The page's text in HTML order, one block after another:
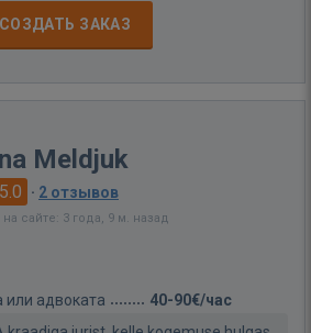
СОЗДАТЬ ЗАКАЗ
Meldjuk
5.0 · 2 отзывов
сайте: 3 года, 9 м. назад
или адвоката
40-90€/час